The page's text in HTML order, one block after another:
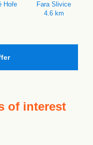
Hoře
Fara Slivice
4.6 km
of interest